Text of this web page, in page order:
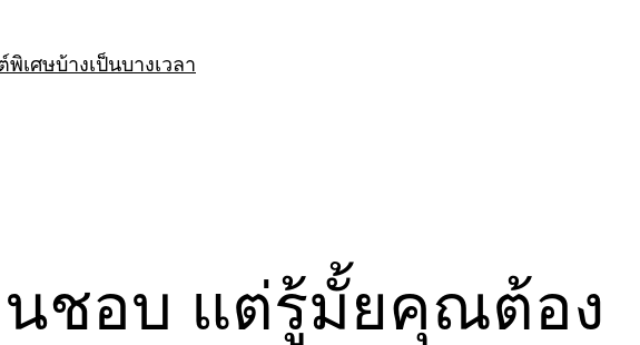
ศษบ้างเป็นบางเวลา
นชอบ แต่รู้มั้ยคุณต้อง